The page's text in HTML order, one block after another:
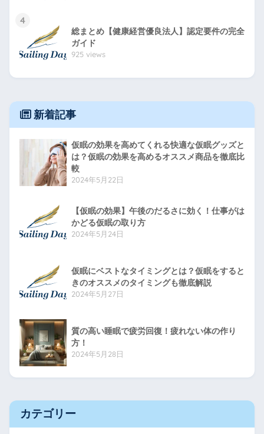
4
総まとめ【健康経営優良法人】認定要件の完全
ガイド
925 views
新着記事
仮眠の効果を高めてくれる快適な仮眠グッズと
は？仮眠の効果を高めるオススメ商品を徹底比
較
2024年5月22日
【仮眠の効果】午後のだるさに効く！仕事がは
かどる仮眠の取り方
2024年5月24日
仮眠にベストなタイミングとは？仮眠をすると
きのオススメのタイミングも徹底解説
2024年5月27日
質の高い睡眠で疲労回復！疲れない体の作り
方！
2024年5月28日
カテゴリー